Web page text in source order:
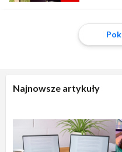
Najnowsze artykuły